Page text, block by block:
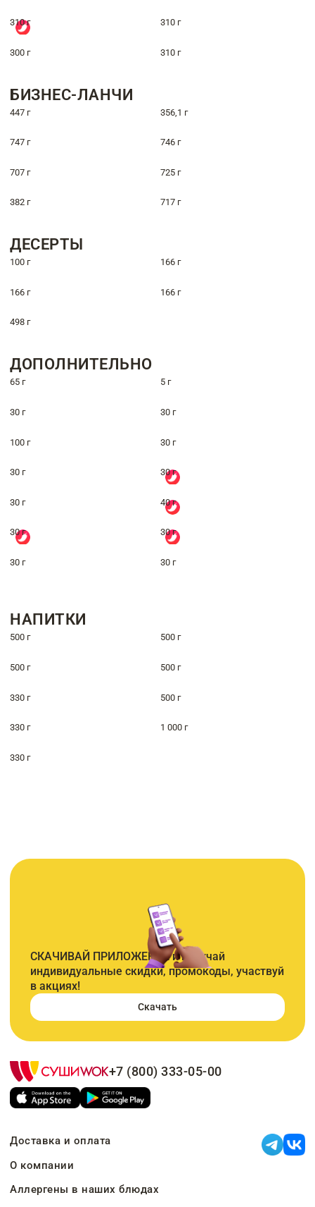
310 г 310 г
300 г 310 г
БИЗНЕС-ЛАНЧИ
447 г 356,1 г
747 г 746 г
707 г 725 г
382 г 717 г
ДЕСЕРТЫ
100 г 166 г
166 г 166 г
498 г
ДОПОЛНИТЕЛЬНО
65 г 5 г
30 г 30 г
100 г 30 г
30 г 30 г
30 г 40 г
30 г 30 г
30 г 30 г
НАПИТКИ
500 г 500 г
500 г 500 г
330 г 500 г
330 г 1 000 г
330 г
СКАЧИВАЙ ПРИЛОЖЕНИЕ и получай
индивидуальные скидки, промокоды, участвуй
в акциях!
Скачать
+7 (800) 333-05-00
Доставка и оплата
О компании
Аллергены в наших блюдах